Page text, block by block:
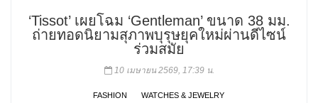
‘Tissot’ เผยโฉม ‘Gentleman’ ขนาด 38 มม.
ถ่ายทอดนิยามสุภาพบุรุษยุคใหม่ผ่านดีไซน์
ร่วมสมัย
10 เมษายน 2569, 17:39 น.
FASHION WATCHES & JEWELRY